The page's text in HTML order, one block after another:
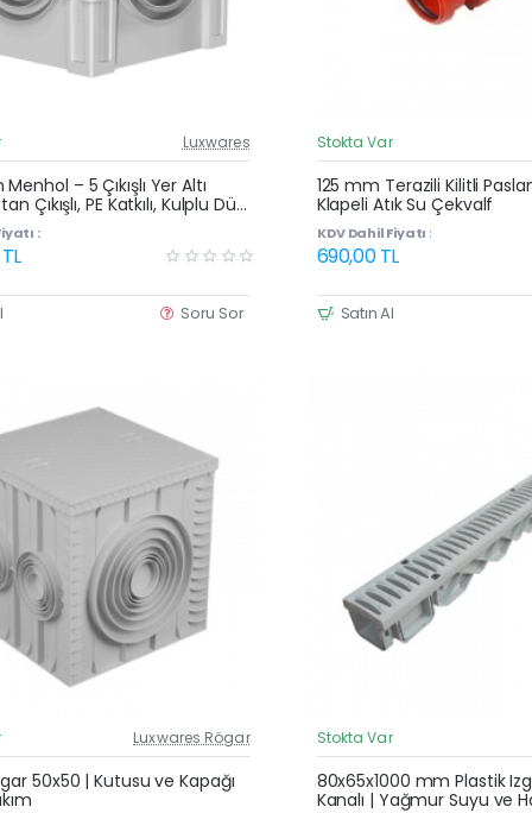
Güncel Fiyat
Yeni Ürün
Luxwares
– 5 Çıkışlı Yer Altı
Çıkışlı, PE Katkılı, Kulplu Düz
Kutusu
:
Soru Sor
Stokta Var
125 mm Terazili Kilitli
Klapeli Atık Su Çekvalf
KDV Dahil Fiyatı :
690,00 TL
Satın Al
Güncel Fiyat
Luxwares Rögar
50x50 | Kutusu ve Kapağı
Stokta Var
80x65x1000 mm Plastik
Kanalı | Yağmur Suyu ve